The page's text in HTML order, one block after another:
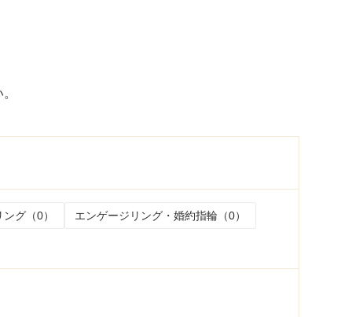
グ（0） エンゲージリング・婚約指輪（0）